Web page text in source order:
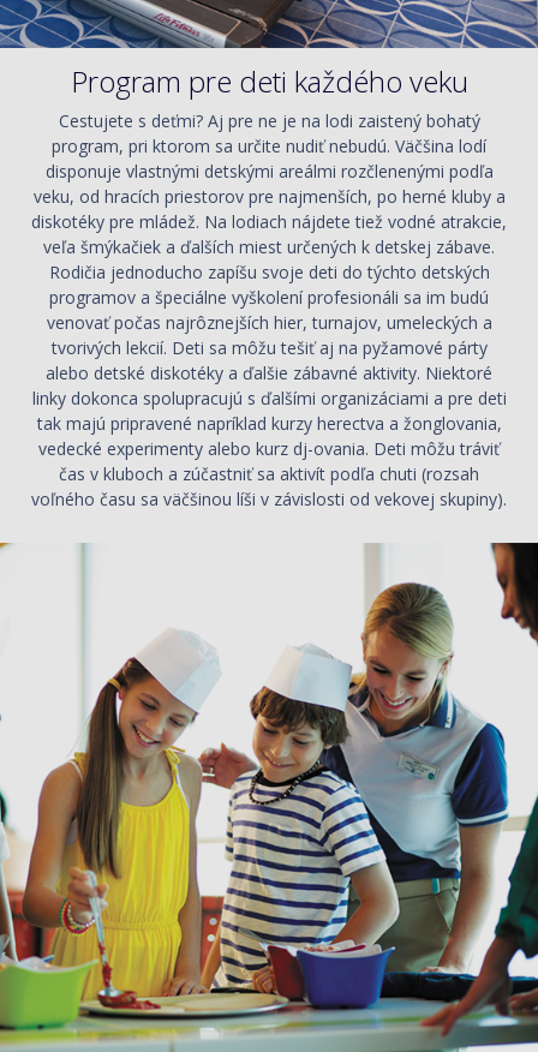
Program pre deti každého veku
Cestujete s deťmi? Aj pre ne je na lodi zaistený bohatý
program, pri ktorom sa určite nudiť nebudú. Väčšina lodí
disponuje vlastnými detskými areálmi rozčlenenými podľa
veku, od hracích priestorov pre najmenších, po herné kluby a
diskotéky pre mládež. Na lodiach nájdete tiež vodné atrakcie,
veľa šmýkačiek a ďalších miest určených k detskej zábave.
Rodičia jednoducho zapíšu svoje deti do týchto detských
programov a špeciálne vyškolení profesionáli sa im budú
venovať počas najrôznejších hier, turnajov, umeleckých a
tvorivých lekcií. Deti sa môžu tešiť aj na pyžamové párty
alebo detské diskotéky a ďalšie zábavné aktivity. Niektoré
linky dokonca spolupracujú s ďalšími organizáciami a pre deti
tak majú pripravené napríklad kurzy herectva a žonglovania,
vedecké experimenty alebo kurz dj-ovania. Deti môžu tráviť
čas v kluboch a zúčastniť sa aktivít podľa chuti (rozsah
voľného času sa väčšinou líši v závislosti od vekovej skupiny).